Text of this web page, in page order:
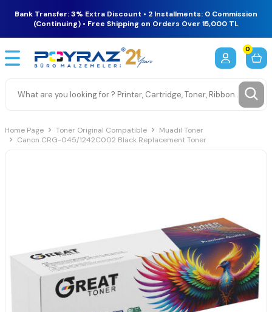
Bank Transfer: 3% Extra Discount • 2 Installments: 0 Commission
(Continuing) • Free Shipping on Orders Over 15,000 TL
0
Home Page Toner Original Compatible
Muadil Toner
Canon CRG-045/1242C002 Black Replacement Toner